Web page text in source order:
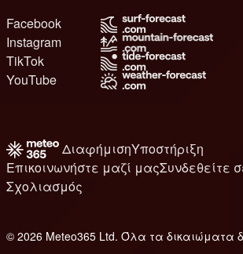
Facebook
Instagram
TikTok
YouTube
ΔιαφήμισηΥποστήριξη
Επικοινωνήστε μαζί μαςΣυνδεθείτε
Σχολιασμός
© 2026 Meteo365 Ltd. Όλα τα δικαιώματα